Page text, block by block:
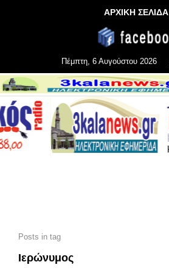
ΑΡΧΙΚΗ ΣΕΛΙΔΑ
Πέμπτη, 6 Αυγούστου 2026
Posts in tag
Ιερώνυμος